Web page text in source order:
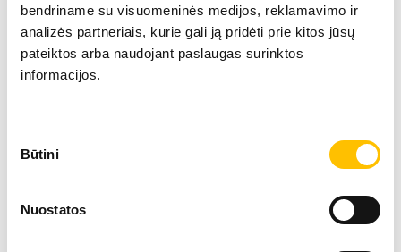
bendriname su visuomeninės medijos, reklamavimo ir
analizės partneriais, kurie gali ją pridėti prie kitos jūsų
pateiktos arba naudojant paslaugas surinktos
informacijos.
pasirinkimas
Būtini
Nuostatos